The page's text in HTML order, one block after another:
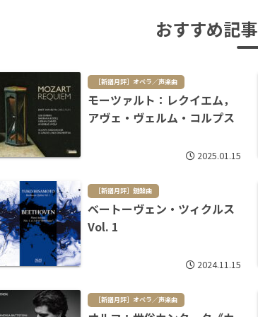
おすすめ記事
［新譜月評］オペラ／声楽曲
モーツァルト：レクイエム，
アヴェ・ヴェルム・コルプス
2025.01.15
［新譜月評］鍵盤曲
ベートーヴェン・ツィクルス
Vol. 1
2024.11.15
［新譜月評］オペラ／声楽曲